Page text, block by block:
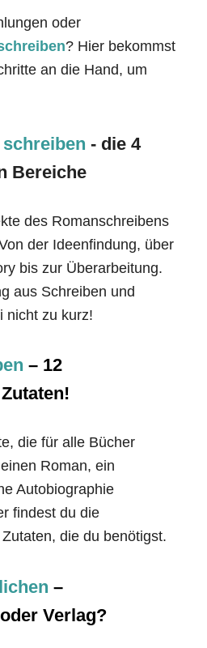
oder
? Hier bekommst
an die Hand, um
- die 4
Bereiche
des Romanschreibens
der Ideenfindung, über
bis zur Überarbeitung.
aus Schreiben und
nicht zu kurz!
– 12
die für alle Bücher
Roman, ein
Autobiographie
findest du die
die du benötigst.
–
Verlag?